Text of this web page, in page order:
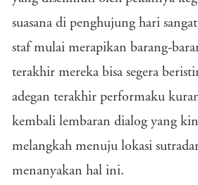
suasana di penghujung hari
staf mulai merapikan barang-
terakhir mereka bisa segera
adegan terakhir performaku
kembali lembaran dialog yang
melangkah menuju lokasi
menanyakan hal ini.